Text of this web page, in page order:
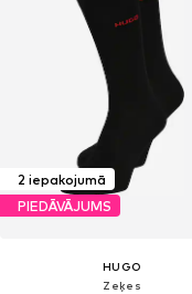
2 iepakojumā
PIEDĀVĀJUMS
HUGO
Zeķes